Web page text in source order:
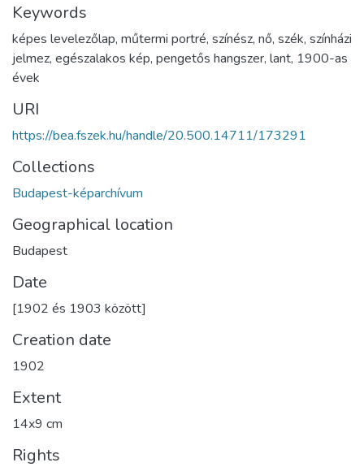
Keywords
képes levelezőlap, műtermi portré, színész, nő, szék, színházi
jelmez, egészalakos kép, pengetős hangszer, lant, 1900-as
évek
URI
https://bea.fszek.hu/handle/20.500.14711/173291
Collections
Budapest-képarchívum
Geographical location
Budapest
Date
[1902 és 1903 között]
Creation date
1902
Extent
14x9 cm
Rights